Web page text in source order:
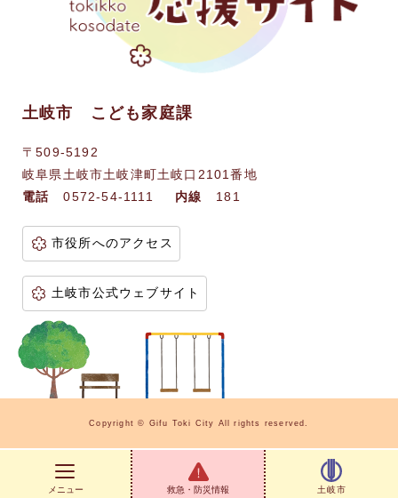
メニュー 救急・防災情報 土岐市
土岐市 こども家庭課
〒509-5192
岐阜県土岐市土岐津町土岐口2101番地
電話
0572-54-1111 内線 181
市役所へのアクセス
土岐市公式ウェブサイト
Copyright © Gifu Toki City All rights reserved.